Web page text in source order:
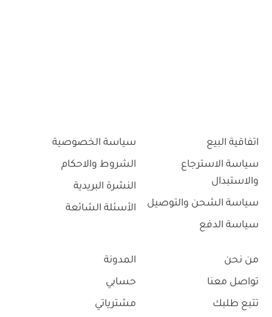
اتفاقية البيع
سياسة الاسترجاع
والاستبدال
سياسة الشحن والتوصيل
سياسة الدفع
سياسة الخصوصية
الشروط والاحكام
النشرة البريدية
الأسئلة الشائعة
من نحن
تواصل معنا
تتبع طلبك
المدونة
حسابي
مشترياتي